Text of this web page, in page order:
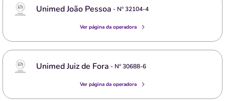
Unimed João Pessoa - Nº32104-4
Ver página da operadora
Unimed Juiz de Fora - Nº30688-6
Ver página da operadora